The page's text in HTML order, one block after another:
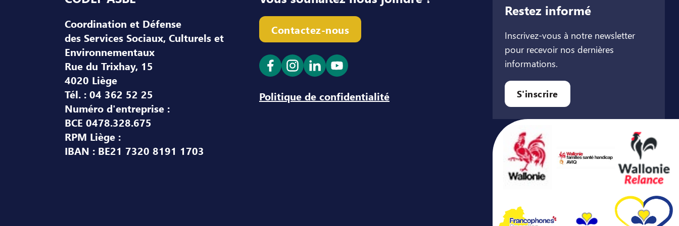
Coordination et Défense
des Services Sociaux, Culturels et
Environnementaux
Rue du Trixhay, 15
4020 Liège
Tél. : 04 362 52 25
Numéro d'entreprise :
BCE 0478.328.675
RPM Liège :
IBAN : BE21 7320 8191 1703
Contactez-nous
Ouvrir le lien dans un nouvel onglet
Ouvrir le lien dans un nouvel onglet
Ouvrir le lien dans un nouvel onglet
Ouvrir le lien dans un nouvel onglet
Politique de confidentialité
Restez informé
Inscrivez-vous à notre newsletter
pour recevoir nos dernières
informations.
S'inscrire
Avec le soutien de ...